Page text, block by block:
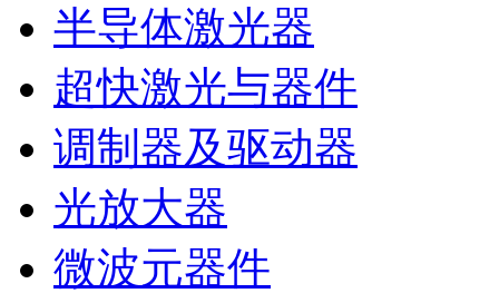
半导体激光器
超快激光与器件
调制器及驱动器
光放大器
微波元器件